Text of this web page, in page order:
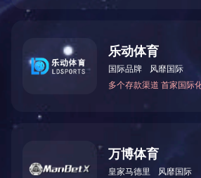
乐鱼web版登录入口
地址：上海市奉贤区西渡展发路198号
邮箱：shenjun57152516@126.com
电话：13641738899
QQ： 1428809469